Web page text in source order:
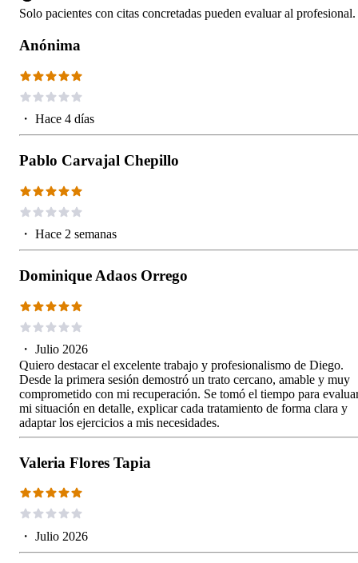
Solo pacientes con citas concretadas pueden evaluar al profesional.
Anónima
・ Hace 4 días
Pablo Carvajal Chepillo
・ Hace 2 semanas
Dominique Adaos Orrego
・ Julio 2026
Quiero destacar el excelente trabajo y profesionalismo de Diego.
Desde la primera sesión demostró un trato cercano, amable y muy
comprometido con mi recuperación. Se tomó el tiempo para
mi situación en detalle, explicar cada tratamiento de forma clara y
adaptar los ejercicios a mis necesidades.
Valeria Flores Tapia
・ Julio 2026